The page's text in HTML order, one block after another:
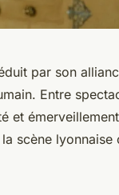
par son
Entre
et
scène